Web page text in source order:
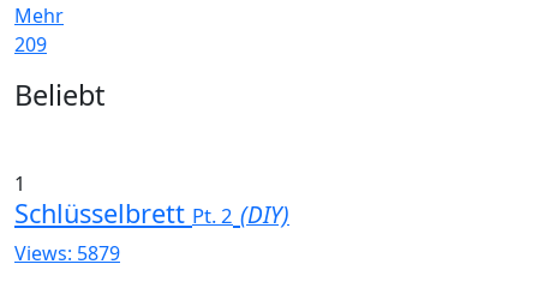
Mehr
209
Widgets
Beliebt
1
Schlüsselbrett Pt. 2 (DIY)
Views: 5879